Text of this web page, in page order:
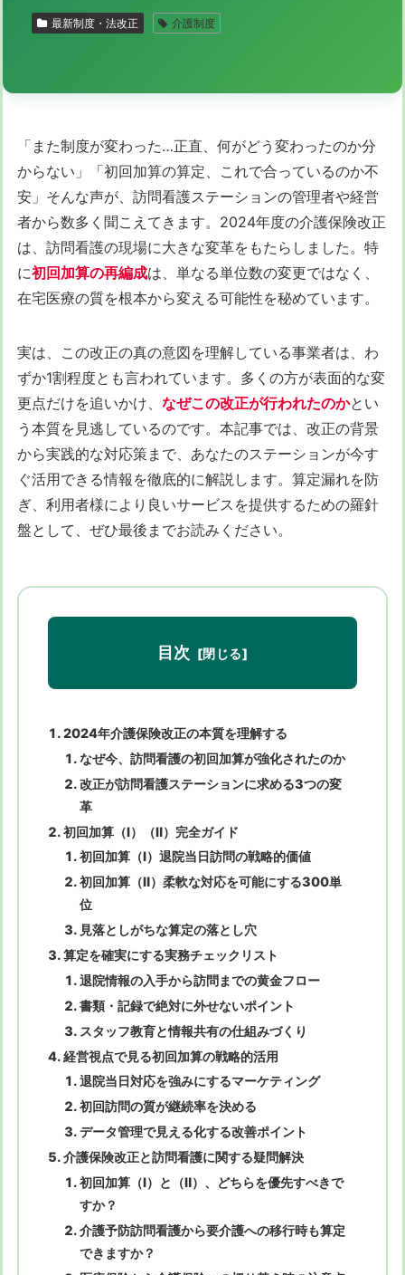
最新制度・法改正 介護制度
「また制度が変わった…正直、何がどう変わったのか分
からない」「初回加算の算定、これで合っているのか不
安」そんな声が、訪問看護ステーションの管理者や経営
者から数多く聞こえてきます。2024年度の介護保険改正
は、訪問看護の現場に大きな変革をもたらしました。特
に初回加算の再編成は、単なる単位数の変更ではなく、
在宅医療の質を根本から変える可能性を秘めています。
実は、この改正の真の意図を理解している事業者は、わ
ずか1割程度とも言われています。多くの方が表面的な変
更点だけを追いかけ、 なぜこの改正が行われたのかとい
う本質を見逃しているのです。本記事では、改正の背景
から実践的な対応策まで、あなたのステーションが今す
ぐ活用できる情報を徹底的に解説します。算定漏れを防
ぎ、利用者様により良いサービスを提供するための羅針
盤として、ぜひ最後までお読みください。
目次
2024年介護保険改正の本質を理解する
なぜ今、訪問看護の初回加算が強化されたのか
改正が訪問看護ステーションに求める3つの変
革
初回加算（Ⅰ）（Ⅱ）完全ガイド
初回加算（Ⅰ）退院当日訪問の戦略的価値
初回加算（Ⅱ）柔軟な対応を可能にする300単
位
見落としがちな算定の落とし穴
算定を確実にする実務チェックリスト
退院情報の入手から訪問までの黄金フロー
書類・記録で絶対に外せないポイント
スタッフ教育と情報共有の仕組みづくり
経営視点で見る初回加算の戦略的活用
退院当日対応を強みにするマーケティング
初回訪問の質が継続率を決める
データ管理で見える化する改善ポイント
介護保険改正と訪問看護に関する疑問解決
初回加算（Ⅰ）と（Ⅱ）、どちらを優先すべきで
すか？
介護予防訪問看護から要介護への移行時も算定
できますか？